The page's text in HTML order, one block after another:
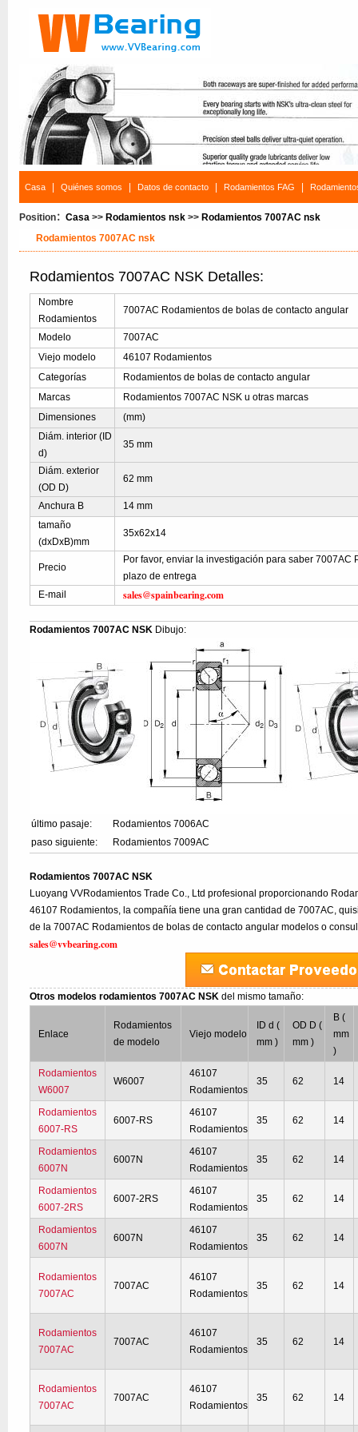
Casa Quiénes somos Datos de contacto Rodamientos FAG
Position： Casa >> Rodamientos nsk >> Rodamientos 7007AC nsk
Rodamientos 7007AC nsk
Rodamientos 7007AC NSK Detalles:
Nombre
Rodamientos
7007AC Rodamientos de bolas de contacto angular
Modelo
7007AC
Viejo modelo
46107 Rodamientos
Categorías
Rodamientos de bolas de contacto angular
Marcas
Rodamientos 7007AC NSK u otras marcas
Dimensiones
(mm)
Diám. interior (ID
d)
35 mm
Diám. exterior
(OD D)
62 mm
Anchura B
14 mm
tamaño
(dxDxB)mm
35x62x14
Precio
Por favor, enviar la investigación para saber 7007AC
plazo de entrega
E-mail
sales@spainbearing.com
Rodamientos 7007AC NSK Dibujo:
último pasaje:
Rodamientos 7006AC
paso siguiente:
Rodamientos 7009AC
Rodamientos 7007AC NSK
Luoyang VVRodamientos Trade Co., Ltd profesional proporcionando
46107 Rodamientos, la compañía tiene una gran cantidad de 7007AC,
de la 7007AC Rodamientos de bolas de contacto angular modelos o
sales@vvbearing.com
Otros modelos rodamientos 7007AC NSKdel mismo tamaño:
Enlace
Rodamientos
de modelo
Viejo modelo
ID d (
mm )
OD D (
mm )
B (
mm
)
Rodamientos
W6007
W6007
46107
Rodamientos
35 62 14
Rodamientos
6007-RS
6007-RS
46107
Rodamientos
35 62 14
Rodamientos
6007N
6007N
46107
Rodamientos
35 62 14
Rodamientos
6007-2RS
6007-2RS
46107
Rodamientos
35 62 14
Rodamientos
6007N
6007N
46107
Rodamientos
35 62 14
Rodamientos
7007AC
7007AC
46107
Rodamientos
35 62 14
Rodamientos
7007AC
7007AC
46107
Rodamientos
35 62 14
Rodamientos
7007AC
7007AC
46107
Rodamientos
35 62 14